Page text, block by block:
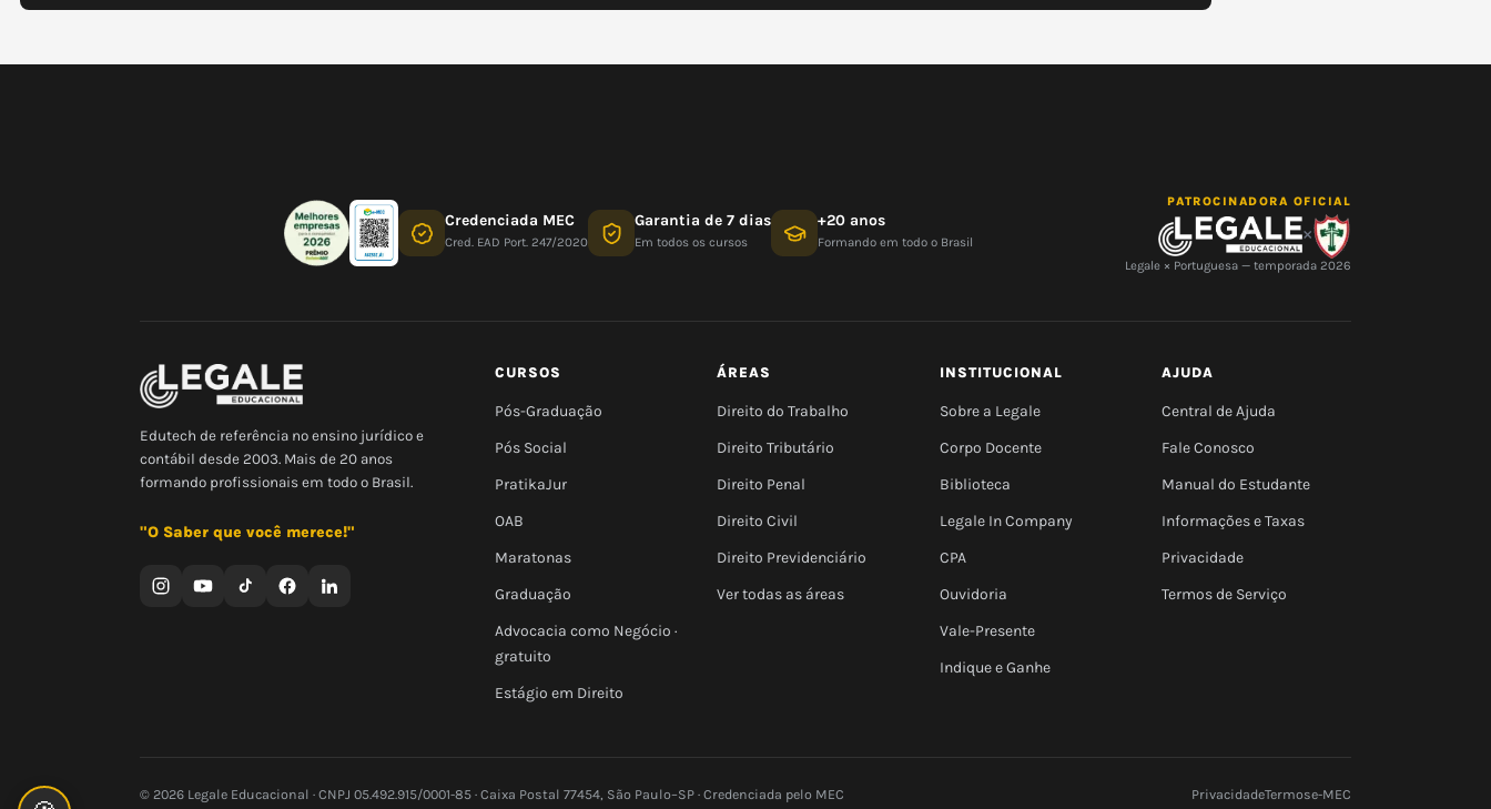
Credenciada MEC
Cred. EAD Port. 247/2020
Garantia de 7 dias
Em todos os cursos
+20 anos
Formando em todo o Brasil
PATROCINADORA OFICIAL
×
Legale × Portuguesa — temporada 2026
Edutech de referência no ensino jurídico e
contábil desde 2003. Mais de 20 anos
formando profissionais em todo o Brasil.
"O Saber que você merece!"
CURSOS
Pós-Graduação
Pós Social
PratikaJur
OAB
Maratonas
Graduação
Advocacia como Negócio ·
gratuito
Estágio em Direito
ÁREAS
Direito do Trabalho
Direito Tributário
Direito Penal
Direito Civil
Direito Previdenciário
Ver todas as áreas
INSTITUCIONAL
Sobre a Legale
Corpo Docente
Biblioteca
Legale In Company
CPA
Ouvidoria
Vale-Presente
Indique e Ganhe
AJUDA
Central de Ajuda
Fale Conosco
Manual do Estudante
Informações e Taxas
Privacidade
Termos de Serviço
© 2026 Legale Educacional · CNPJ 05.492.915/0001-85 · Caixa Postal 77454, São Paulo–SP · Credenciada pelo MEC PrivacidadeTermose-MEC